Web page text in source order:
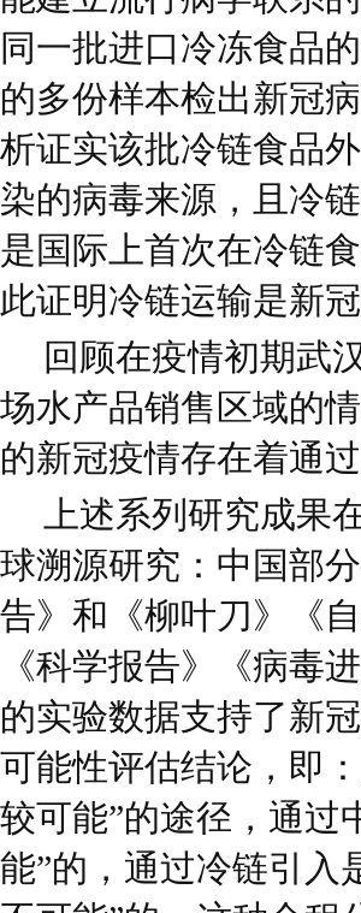
同一批进口冷冻食品
的多份样本检出新冠
析证实该批冷链食品
染的病毒来源，且冷
是国际上首次在冷链
此证明冷链运输是新
回顾在疫情初期武
场水产品销售区域的
的新冠疫情存在着通
上述系列研究成果
球溯源研究：中国部
告》和《柳叶刀》《
《科学报告》《病毒
的实验数据支持了新
可能性评估结论，即
较可能”的途径，通过
能”的，通过冷链引入